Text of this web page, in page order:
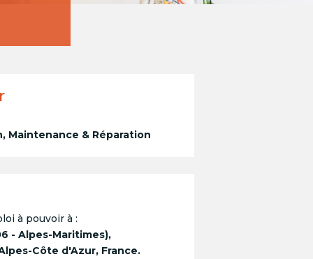
Maintenance & Réparation
à pouvoir à :
- Alpes-Maritimes),
Côte d'Azur, France.